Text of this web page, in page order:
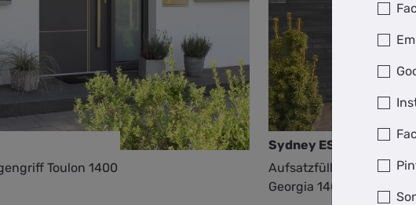
Toulon 1400
Sydney ES
Aufsatzfüllung in
Georgia 1400 mm